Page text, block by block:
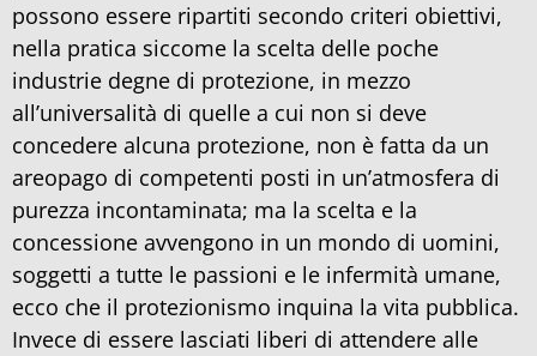
possono essere ripartiti secondo criteri obiettivi,
nella pratica siccome la scelta delle poche
industrie degne di protezione, in mezzo
all’universalità di quelle a cui non si deve
concedere alcuna protezione, non è fatta da un
areopago di competenti posti in un’atmosfera di
purezza incontaminata; ma la scelta e la
concessione avvengono in un mondo di uomini,
soggetti a tutte le passioni e le infermità umane,
ecco che il protezionismo inquina la vita pubblica.
Invece di essere lasciati liberi di attendere alle